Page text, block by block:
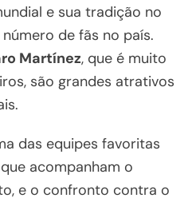
e sua tradição no
de fãs no país.
Martínez, que é muito
são grandes atrativos
das equipes favoritas
acompanham o
e o confronto contra o